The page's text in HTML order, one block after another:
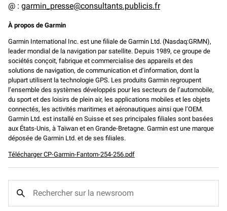
@ : garmin_presse@consultants.publicis.fr
À propos de Garmin
Garmin International Inc. est une filiale de Garmin Ltd. (Nasdaq:GRMN),
leader mondial de la navigation par satellite. Depuis 1989, ce groupe de
sociétés conçoit, fabrique et commercialise des appareils et des
solutions de navigation, de communication et d’information, dont la
plupart utilisent la technologie GPS. Les produits Garmin regroupent
l’ensemble des systèmes développés pour les secteurs de l’automobile,
du sport et des loisirs de plein air, les applications mobiles et les objets
connectés, les activités maritimes et aéronautiques ainsi que l’OEM.
Garmin Ltd. est installé en Suisse et ses principales filiales sont basées
aux États-Unis, à Taïwan et en Grande-Bretagne. Garmin est une marque
déposée de Garmin Ltd. et de ses filiales.
Télécharger CP-Garmin-Fantom-254-256.pdf